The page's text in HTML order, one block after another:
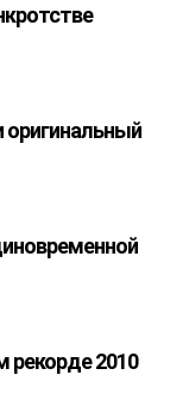
оригинальный
рекорде 2010